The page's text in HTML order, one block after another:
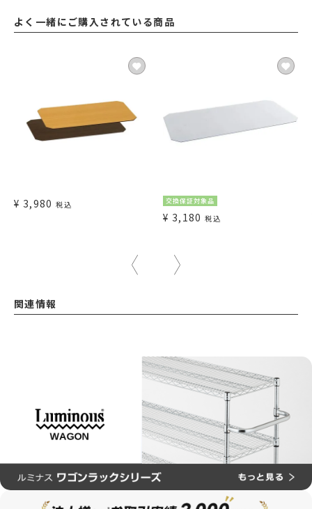
よく一緒にご購入されている商品
¥ 3,980 税込 交換保証対象品
¥ 3,180 税込
関連情報